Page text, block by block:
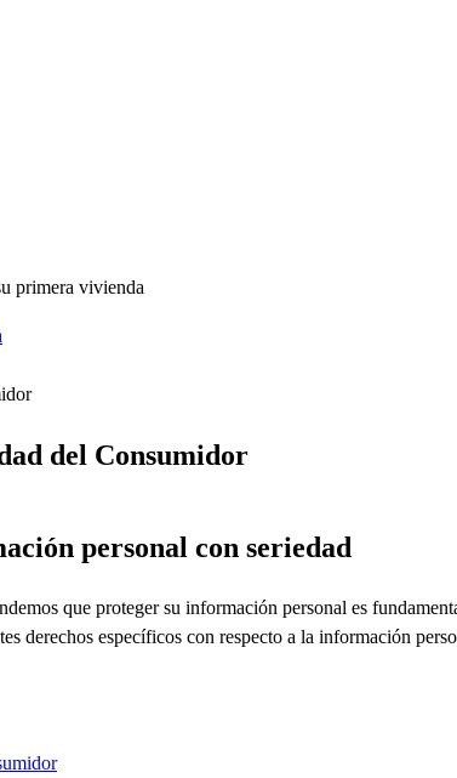
primera vivienda
del Consumidor
personal con seriedad
que proteger su información personal es
derechos específicos con respecto a la información